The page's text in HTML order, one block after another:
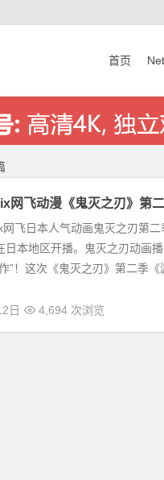
首页
网飞动漫《鬼灭之刃》第
网飞日本人气动画鬼灭之刃第
日本地区开播。鬼灭之刃动画
”！这次《鬼灭之刃》第二季《
日 4,694 次浏览